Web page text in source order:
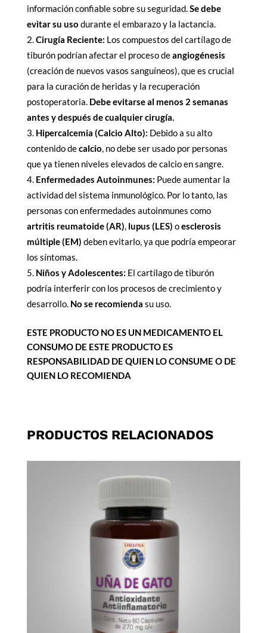
información confiable sobre su seguridad.Se debe
evitar su uso durante el embarazo y la lactancia.
Cirugía Reciente: Los compuestos del cartílago de
tiburón podrían afectar el proceso deangiogénesis
(creación de nuevos vasos sanguíneos), que es crucial
para la curación de heridas y la recuperación
postoperatoria. Debe evitarse al menos 2 semanas
antes y después de cualquier cirugía.
Hipercalcemia (Calcio Alto): Debido a su alto
contenido decalcio, no debe ser usado por personas
que ya tienen niveles elevados de calcio en sangre.
Enfermedades Autoinmunes: Puede aumentar la
actividad del sistema inmunológico. Por lo tanto, las
personas con enfermedades autoinmunes como
artritis reumatoide (AR), lupus (LES) oesclerosis
múltiple (EM) deben evitarlo, ya que podría empeorar
los síntomas.
Niños y Adolescentes: El cartílago de tiburón
podría interferir con los procesos de crecimiento y
desarrollo. No se recomienda su uso.
ESTE PRODUCTO NO ES UN MEDICAMENTO EL
CONSUMO DE ESTE PRODUCTO ES
RESPONSABILIDAD DE QUIEN LO CONSUME O DE
QUIEN LO RECOMIENDA
PRODUCTOS RELACIONADOS